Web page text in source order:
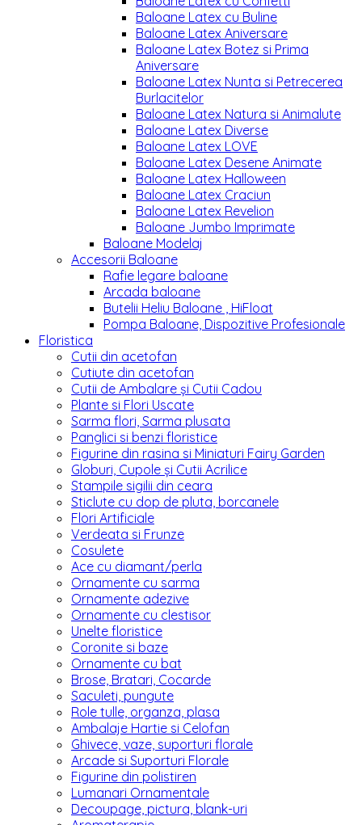
Baloane Latex cu Buline
Baloane Latex Aniversare
Baloane Latex Botez si Prima
Aniversare
Baloane Latex Nunta si Petrecerea
Burlacitelor
Baloane Latex Natura si Animalute
Baloane Latex Diverse
Baloane Latex LOVE
Baloane Latex Desene Animate
Baloane Latex Halloween
Baloane Latex Craciun
Baloane Latex Revelion
Baloane Jumbo Imprimate
Baloane Modelaj
Accesorii Baloane
Rafie legare baloane
Arcada baloane
Butelii Heliu Baloane , HiFloat
Pompa Baloane, Dispozitive Profesionale
Floristica
Cutii din acetofan
Cutiute din acetofan
Cutii de Ambalare și Cutii Cadou
Plante si Flori Uscate
Sarma flori, Sarma plusata
Panglici si benzi floristice
Figurine din rasina si Miniaturi Fairy Garden
Globuri, Cupole și Cutii Acrilice
Stampile sigilii din ceara
Sticlute cu dop de pluta, borcanele
Flori Artificiale
Verdeata si Frunze
Cosulete
Ace cu diamant/perla
Ornamente cu sarma
Ornamente adezive
Ornamente cu clestisor
Unelte floristice
Coronite si baze
Ornamente cu bat
Brose, Bratari, Cocarde
Saculeti, pungute
Role tulle, organza, plasa
Ambalaje Hartie si Celofan
Ghivece, vaze, suporturi florale
Arcade si Suporturi Florale
Figurine din polistiren
Lumanari Ornamentale
Decoupage, pictura, blank-uri